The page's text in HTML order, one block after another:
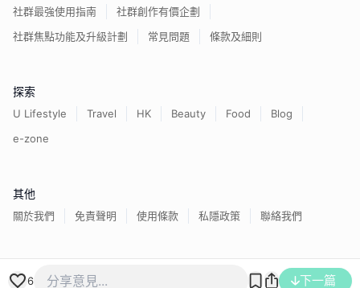
6 下一篇
社群最強使用指南
社群創作有價企劃
社群焦點功能及升級計劃
常見問題 條款及細則
探索
U Lifestyle Travel HK Beauty Food
Blog
e-zone
其他
關於我們 免責聲明 使用條款 私隱政策 聯絡我們
香港經濟日報版權所有©